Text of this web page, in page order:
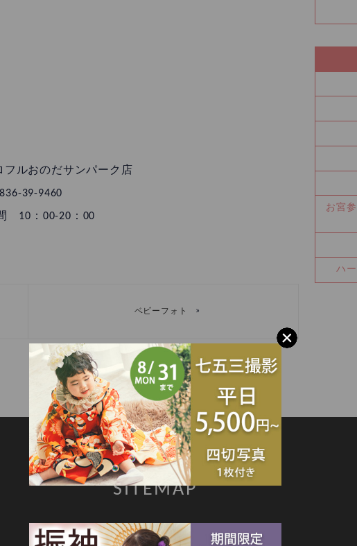
フルおのだサンパーク店
39-9460
10：00-20：00
ベビーフォト »
お宮
ハ
SITEMAP